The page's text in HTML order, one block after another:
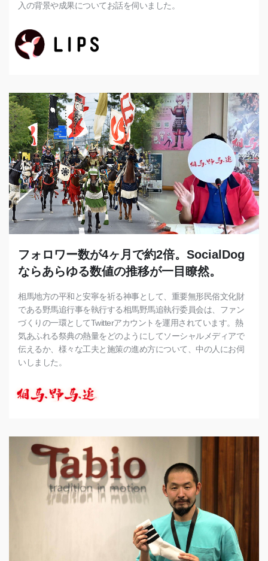
入の背景や成果についてお話を伺いました。
フォロワー数が4ヶ月で約2倍。SocialDog
ならあらゆる数値の推移が一目瞭然。
相馬地方の平和と安寧を祈る神事として、重要無形民俗文化財
である野馬追行事を執行する相馬野馬追執行委員会は、ファン
づくりの一環としてTwitterアカウントを運用されています。熱
気あふれる祭典の熱量をどのようにしてソーシャルメディアで
伝えるか、様々な工夫と施策の進め方について、中の人にお伺
いしました。